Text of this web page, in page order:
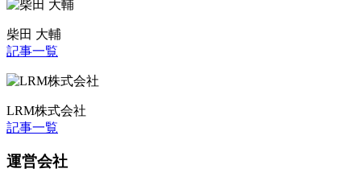
柴田 大輔
記事一覧
LRM株式会社
記事一覧
運営会社